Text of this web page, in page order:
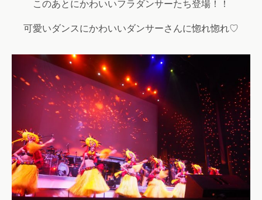
このあとにかわいいフラダンサーたち登場！！
可愛いダンスにかわいいダンサーさんに惚れ惚れ♡